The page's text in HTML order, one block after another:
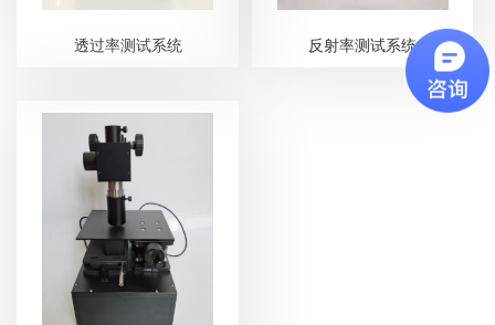
透过率测试系统 反射率测试系统